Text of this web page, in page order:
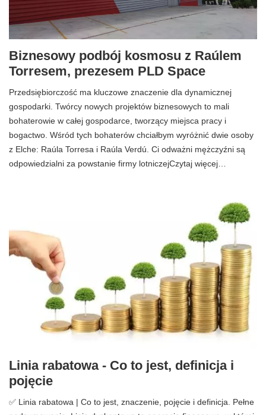
Biznesowy podbój kosmosu z Raúlem
Torresem, prezesem PLD Space
Przedsiębiorczość ma kluczowe znaczenie dla dynamicznej
gospodarki. Twórcy nowych projektów biznesowych to mali
bohaterowie w całej gospodarce, tworzący miejsca pracy i
bogactwo. Wśród tych bohaterów chciałbym wyróżnić dwie osoby
z Elche: Raúla Torresa i Raúla Verdú. Ci odważni mężczyźni są
odpowiedzialni za powstanie firmy lotniczejCzytaj więcej…
Linia rabatowa - Co to jest, definicja i
pojęcie
✅ Linia rabatowa | Co to jest, znaczenie, pojęcie i definicja. Pełne